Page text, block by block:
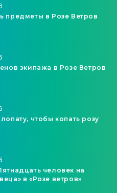
предметы в Розе Ветров
экипажа в Розе Ветров
чтобы копать розу
человек на
в «Розе ветров»